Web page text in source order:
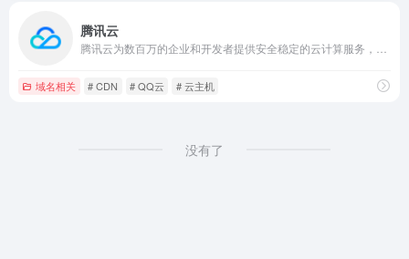
腾讯云
域名相关 # CDN # QQ云 # 云主机
没有了